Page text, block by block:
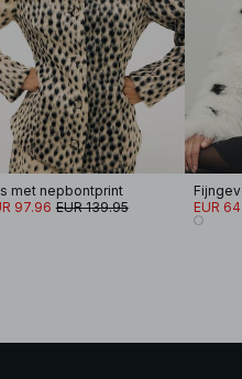
met nepbontprint
97.96 EUR 139.95
EUR